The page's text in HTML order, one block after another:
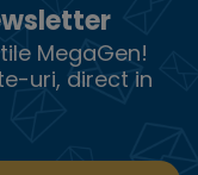
MegaGen!
uri, direct in